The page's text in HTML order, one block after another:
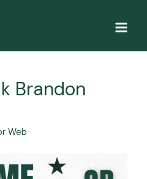
Brandon
Web